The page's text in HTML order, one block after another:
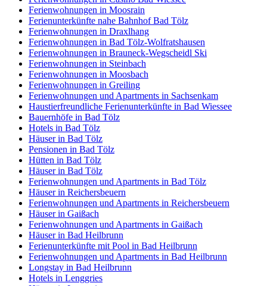
Ferienwohnungen in Moosrain
Ferienunterkünfte nahe Bahnhof Bad Tölz
Ferienwohnungen in Draxlhang
Ferienwohnungen in Bad Tölz-Wolfratshausen
Ferienwohnungen in Brauneck-Wegscheidl Ski
Ferienwohnungen in Steinbach
Ferienwohnungen in Moosbach
Ferienwohnungen in Greiling
Ferienwohnungen und Apartments in Sachsenkam
Haustierfreundliche Ferienunterkünfte in Bad Wiessee
Bauernhöfe in Bad Tölz
Hotels in Bad Tölz
Häuser in Bad Tölz
Pensionen in Bad Tölz
Hütten in Bad Tölz
Häuser in Bad Tölz
Ferienwohnungen und Apartments in Bad Tölz
Häuser in Reichersbeuern
Ferienwohnungen und Apartments in Reichersbeuern
Häuser in Gaißach
Ferienwohnungen und Apartments in Gaißach
Häuser in Bad Heilbrunn
Ferienunterkünfte mit Pool in Bad Heilbrunn
Ferienwohnungen und Apartments in Bad Heilbrunn
Longstay in Bad Heilbrunn
Hotels in Lenggries